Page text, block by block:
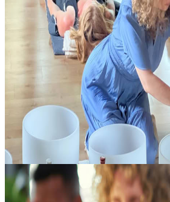
SUNDAY SOUND JOURNEY
Lasciati avvolgere da un’esperienza
rigenerante, pensata per accompagnarti a
ritrovare connessione interiore. Questo
25,00 USD
10 agosto 2026
01:00
Woodstock, Stati Uniti